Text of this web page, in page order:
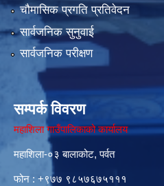
चौमासिक प्रगति प्रतिवेदन
सार्वजनिक सुनुवाई
सार्वजनिक परीक्षण
सम्पर्क विवरण
महाशिला गाउँपालिकाको कार्यालय
महाशिला-०३ बालाकोट, पर्वत
फोन : ‌+९७७ ९८५७६७५१११